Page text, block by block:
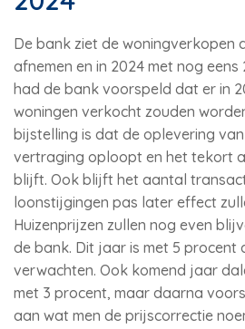
De bank ziet de woningverkopen
afnemen en in 2024 met nog eens
had de bank voorspeld dat er in
woningen verkocht zouden
bijstelling is dat de oplevering
vertraging oploopt en het tekort
blijft. Ook blijft het aantal
loonstijgingen pas later effect
Huizenprijzen zullen nog even
de bank. Dit jaar is met 5
verwachten. Ook komend jaar
met 3 procent, maar daarna
aan wat men de prijscorrectie